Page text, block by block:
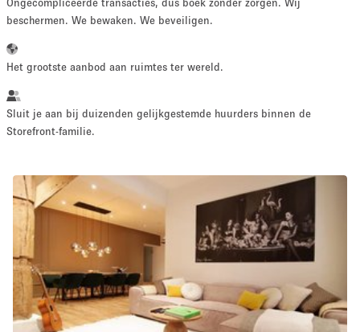
10 m² 500+ m²
~ 13 mensen
fotoshoot
maken
Conferentie Vergadering Kantoor
Winkel
delen
Type ruimte
beschermen. We bewaken. We beveiligen.
Het grootste aanbod aan ruimtes ter wereld.
Sluit je aan bij duizenden gelijkgestemde huurders binnen de
Storefront-familie.